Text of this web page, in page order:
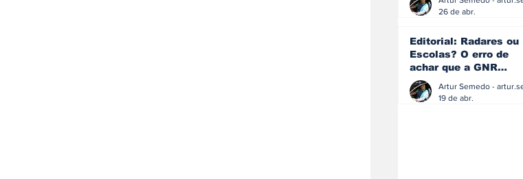
26 de abr.
Editorial: Radares ou
Escolas? O erro de
achar que a GNR
resolve o que a
educação falhou
19 de abr.